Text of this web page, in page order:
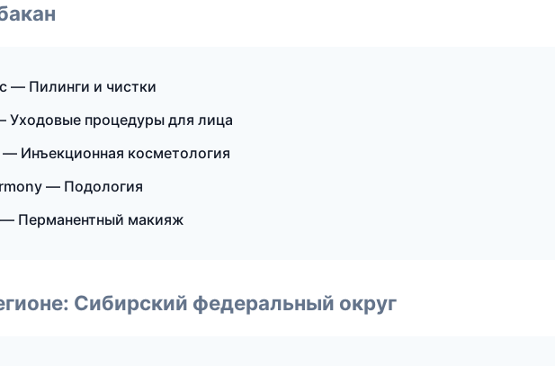
— Пилинги и чистки
Уходовые процедуры для лица
Инъекционная косметология
— Подология
Перманентный макияж
Сибирский федеральный округ